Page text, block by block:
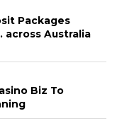
Packages
across Australia
Biz To